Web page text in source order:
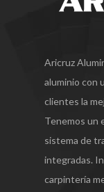
Aricruz
aluminio con
clientes la
Tenemos un
sistema de
integradas.
carpintería